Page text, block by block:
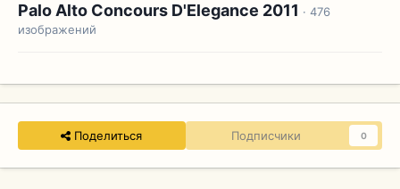
Palo Alto Concours D'Elegance 2011 · 476
изображений
Поделиться Подписчики 0